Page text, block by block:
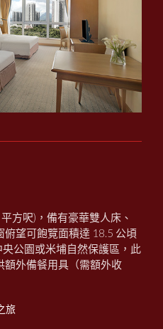
方呎)，備有豪華雙人床、
望可飽覽面積達 18.5 公頃
央公園或米埔自然保護區，此
額外備餐用具（需額外收
旅